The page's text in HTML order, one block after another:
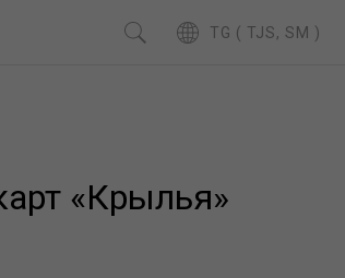
TG ( TJS, SM )
«Крылья»